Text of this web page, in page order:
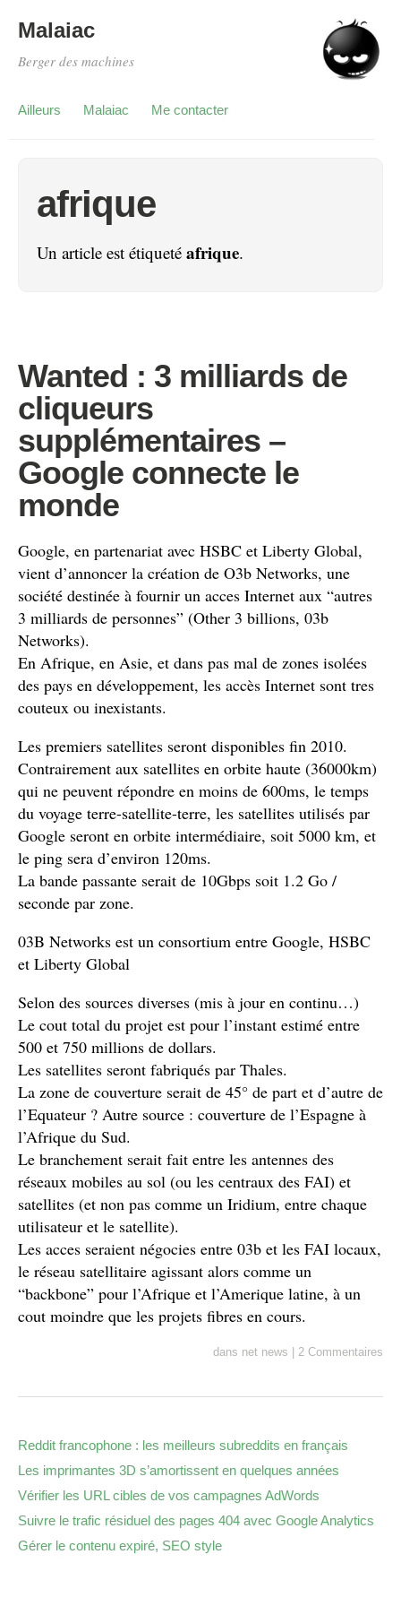
Malaiac
Berger des machines
Ailleurs Malaiac Me contacter
afrique
Un article est étiqueté afrique.
Wanted : 3 milliards de
cliqueurs
supplémentaires –
Google connecte le
monde
Google, en partenariat avec HSBC et Liberty Global,
vient d’annoncer la création de O3b Networks, une
société destinée à fournir un acces Internet aux “autres
3 milliards de personnes” (Other 3 billions, 03b
Networks).
En Afrique, en Asie, et dans pas mal de zones isolées
des pays en développement, les accès Internet sont tres
couteux ou inexistants.
Les premiers satellites seront disponibles fin 2010.
Contrairement aux satellites en orbite haute (36000km)
qui ne peuvent répondre en moins de 600ms, le temps
du voyage terre-satellite-terre, les satellites utilisés par
Google seront en orbite intermédiaire, soit 5000 km, et
le ping sera d’environ 120ms.
La bande passante serait de 10Gbps soit 1.2 Go /
seconde par zone.
03B Networks est un consortium entre Google, HSBC
et Liberty Global
Selon des sources diverses (mis à jour en continu…)
Le cout total du projet est pour l’instant estimé entre
500 et 750 millions de dollars.
Les satellites seront fabriqués par Thales.
La zone de couverture serait de 45° de part et d’autre de
l’Equateur ? Autre source : couverture de l’Espagne à
l’Afrique du Sud.
Le branchement serait fait entre les antennes des
réseaux mobiles au sol (ou les centraux des FAI) et
satellites (et non pas comme un Iridium, entre chaque
utilisateur et le satellite).
Les acces seraient négocies entre 03b et les FAI locaux,
le réseau satellitaire agissant alors comme un
“backbone” pour l’Afrique et l’Amerique latine, à un
cout moindre que les projets fibres en cours.
dans net news 2 Commentaires
Reddit francophone : les meilleurs subreddits en français
Les imprimantes 3D s’amortissent en quelques années
Vérifier les URL cibles de vos campagnes AdWords
Suivre le trafic résiduel des pages 404 avec Google Analytics
Gérer le contenu expiré, SEO style